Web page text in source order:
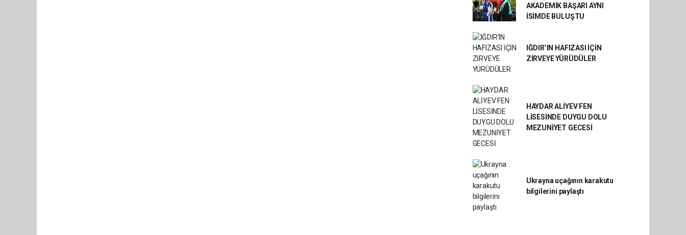
AKADEMİK BAŞARI AYNI
İSİMDE BULUŞTU
IĞDIR’IN HAFIZASI İÇİN
ZİRVEYE YÜRÜDÜLER
HAYDAR ALİYEV FEN
LİSESİNDE DUYGU DOLU
MEZUNİYET GECESİ
Ukrayna uçağının karakutu
bilgilerini paylaştı